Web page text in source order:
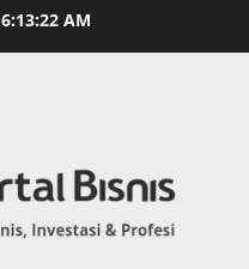
6:13:23 AM